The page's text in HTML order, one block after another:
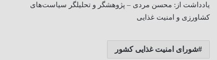
یادداشت از: محسن مردی – پژوهشگر و تحلیلگر سیاست‌های
کشاورزی و امنیت غذایی
شورای امنیت غذایی کشور